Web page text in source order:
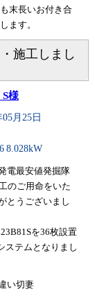
末長いお付き合
ます。
施工しまし
様
月25日
8.028kW
電最安値発掘隊
のご用命をいた
とうございまし
を36枚設置
ステムとなりまし
い切妻